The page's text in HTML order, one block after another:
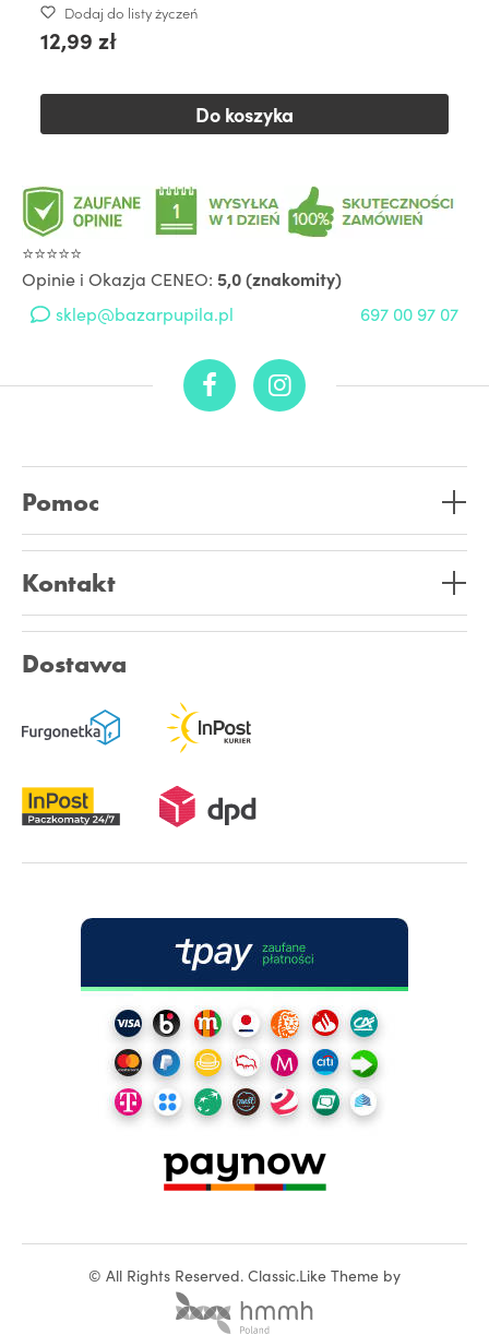
Dodaj do listy życzeń
12,99 zł
Do koszyka
⭐⭐⭐⭐⭐
Opinie i Okazja CENEO: 5,0 (znakomity)
sklep@bazarpupila.pl
697 00 97 07
Pomoc
Kontakt
Dostawa
© All Rights Reserved. Classic.Like Theme by